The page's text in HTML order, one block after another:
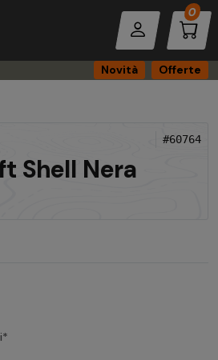
0
Novità Offerte
#60764
Shell Nera